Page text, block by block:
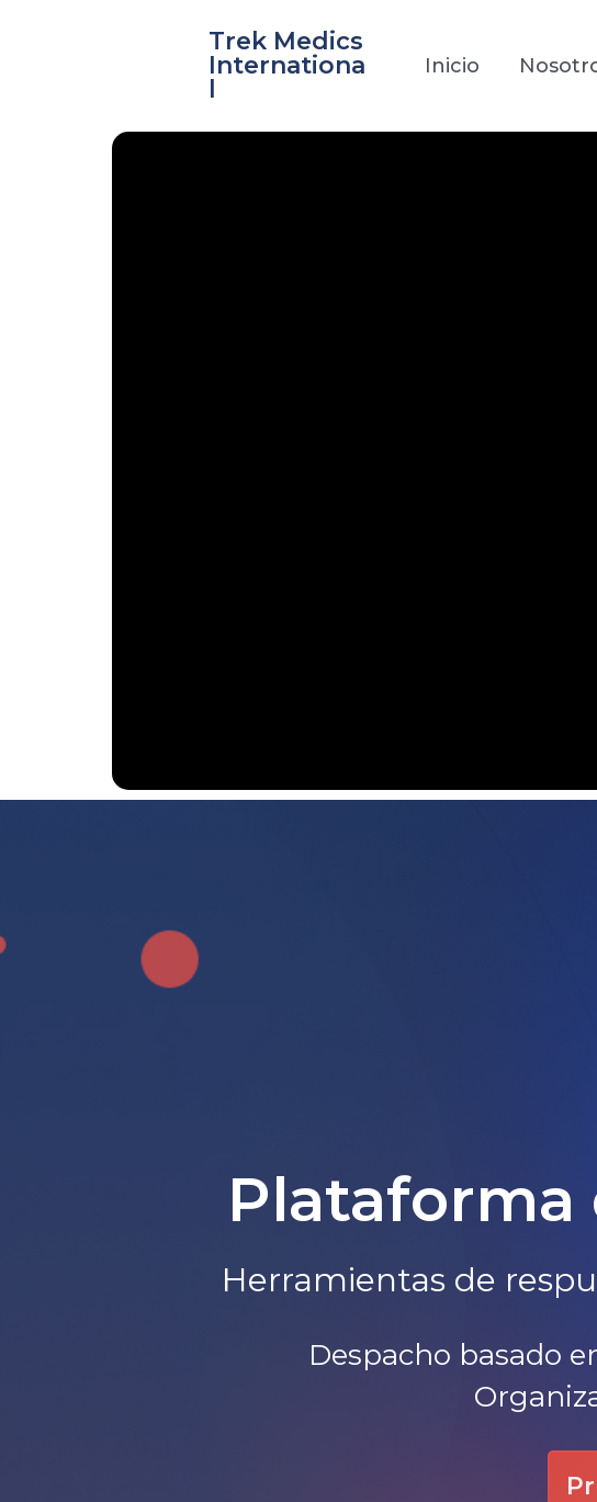
Trek Medics
Internationa
Inicio
Plataforma
Herramientas de
Despacho basado